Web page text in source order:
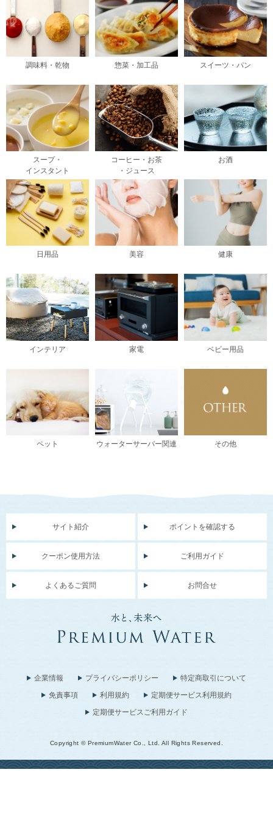
調味料・乾物 惣菜・加工品 スイーツ・パン
スープ・
インスタント
コーヒー・お茶
・ジュース
お酒
日用品 美容 健康
インテリア 家電 ベビー用品
ペット ウォーターサーバー関連 その他
サイト紹介 ポイントを確認する
クーポン使用方法 ご利用ガイド
よくあるご質問 お問合せ
企業情報 プライバシーポリシー
特定商取引について
免責事項
利用規約
定期便サービス利用規約
定期便サービスご利用ガイド
Copyright © PremiumWater Co., Ltd. All Rights Reserved.